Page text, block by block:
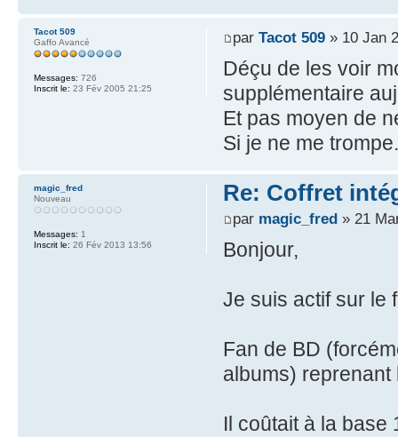
par Tacot 509» 10 Jan
Déçu de les voir
supplémentaire
Et pas moyen de
Si je ne me
Tacot 509
Gaffo Avancé
Messages: 726
Inscrit le: 23 Fév 2005 21:25
Re: Coffret
par magic_fred» 21
Bonjour,
Je suis actif sur le
Fan de BD
albums)
Il coûtait à la base
magic_fred
Nouveau
Messages: 1
Inscrit le: 26 Fév 2013 13:56